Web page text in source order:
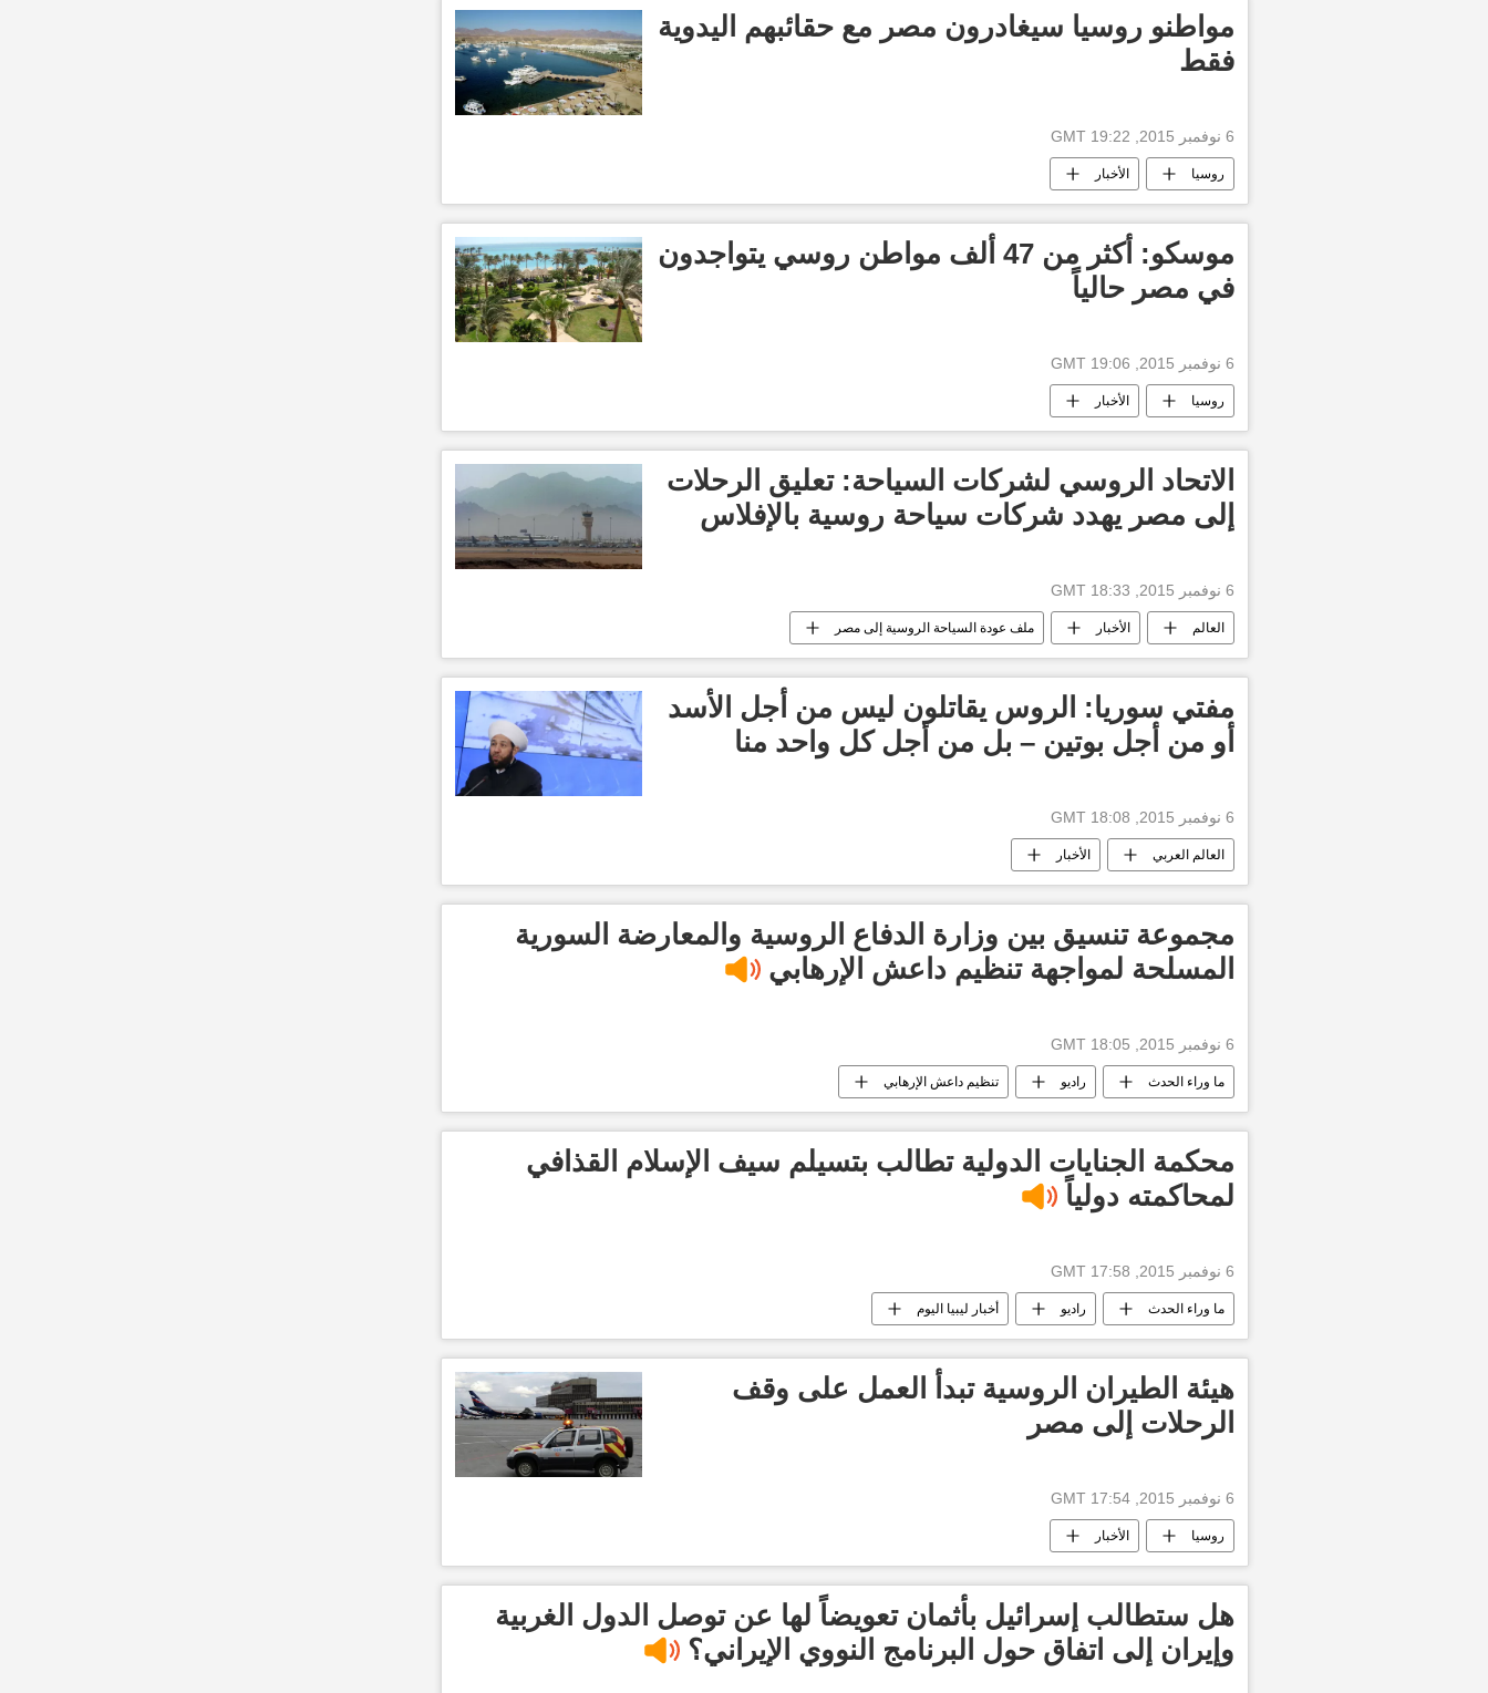
مواطنو روسيا سيغادرون مصر مع حقائبهم اليدوية
فقط
6 نوفمبر 2015, 19:22 GMT
روسيا الأخبار
موسكو: أكثر من 47 ألف مواطن روسي يتواجدون
في مصر حالياً
6 نوفمبر 2015, 19:06 GMT
روسيا الأخبار
الاتحاد الروسي لشركات السياحة: تعليق الرحلات
إلى مصر يهدد شركات سياحة روسية بالإفلاس
6 نوفمبر 2015, 18:33 GMT
العالم الأخبار ملف عودة السياحة الروسية إلى مصر
مفتي سوريا: الروس يقاتلون ليس من أجل الأسد
أو من أجل بوتين – بل من أجل كل واحد منا
6 نوفمبر 2015, 18:08 GMT
العالم العربي الأخبار
مجموعة تنسيق بين وزارة الدفاع الروسية والمعارضة السورية
المسلحة لمواجهة تنظيم داعش الإرهابي
6 نوفمبر 2015, 18:05 GMT
ما وراء الحدث راديو تنظيم داعش الإرهابي
محكمة الجنايات الدولية تطالب بتسيلم سيف الإسلام القذافي
لمحاكمته دولياً
6 نوفمبر 2015, 17:58 GMT
ما وراء الحدث راديو أخبار ليبيا اليوم
هيئة الطيران الروسية تبدأ العمل على وقف
الرحلات إلى مصر
6 نوفمبر 2015, 17:54 GMT
روسيا الأخبار
هل ستطالب إسرائيل بأثمان تعويضاً لها عن توصل الدول الغربية
وإيران إلى اتفاق حول البرنامج النووي الإيراني؟